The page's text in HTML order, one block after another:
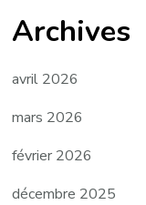
Archives
avril 2026
mars 2026
février 2026
décembre 2025